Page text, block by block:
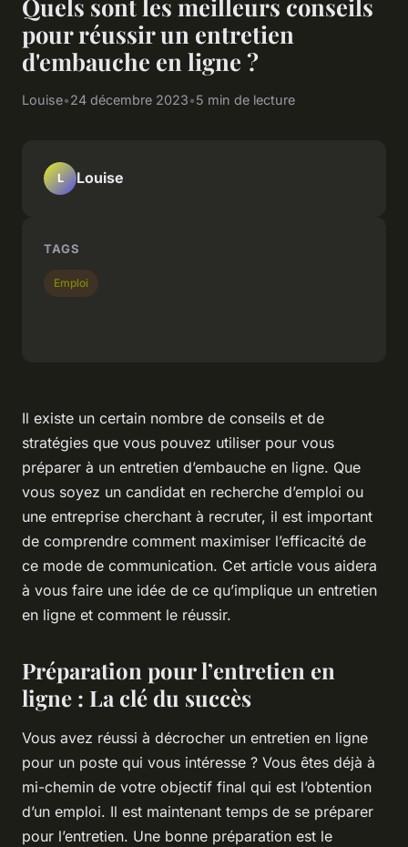
pour réussir un entretien
d'embauche en ligne ?
Louise•24 décembre 2023•5 min de lecture
Il existe un certain nombre de conseils et de
stratégies que vous pouvez utiliser pour vous
préparer à un entretien d’embauche en ligne. Que
vous soyez un candidat en recherche d’emploi ou
une entreprise cherchant à recruter, il est important
de comprendre comment maximiser l’efficacité de
ce mode de communication. Cet article vous aidera
à vous faire une idée de ce qu’implique un entretien
en ligne et comment le réussir.
Préparation pour l’entretien en
ligne : La clé du succès
Vous avez réussi à décrocher un entretien en ligne
pour un poste qui vous intéresse ? Vous êtes déjà à
mi-chemin de votre objectif final qui est l’obtention
d’un emploi. Il est maintenant temps de se préparer
pour l’entretien. Une bonne préparation est le
L Louise
TAGS
Emploi